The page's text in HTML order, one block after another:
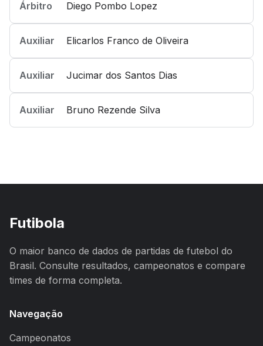
Árbitro Diego Pombo Lopez
Auxiliar Elicarlos Franco de Oliveira
Auxiliar Jucimar dos Santos Dias
Auxiliar Bruno Rezende Silva
Futibola
O maior banco de dados de partidas de futebol do
Brasil. Consulte resultados, campeonatos e compare
times de forma completa.
Navegação
Campeonatos